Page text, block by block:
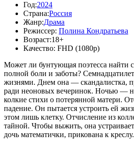
Год:2024
Страна:Россия
Жанр:Драма
Режиссер: Полина Кондратьева
Возраст:18+
Качество: FHD (1080p)
Может ли бунтующая поэтесса найти
полной боли и заботы?
жизнями. Днем она — скандалистка,
ради неоновых вечеринок. Ночью —
колкие стихи о потерянной матери.
падение. Он пытается устроить ей
этом лишь клетку. Отчисление из
тайной. Чтобы выжить, она
дочь математички, прикована к